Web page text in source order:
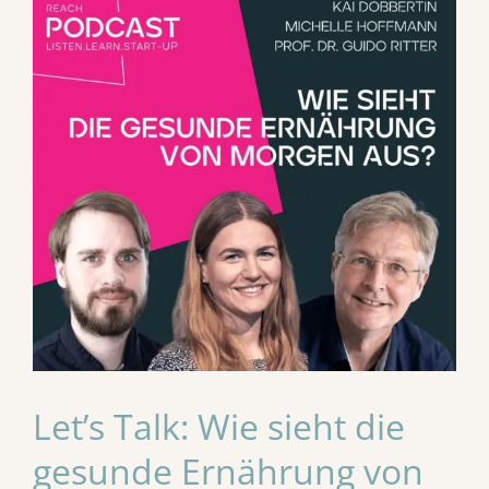
Let’s Talk: Wie sieht die
gesunde Ernährung von
Morgen aus?
Let’s Talk: Wie sieht die
gesunde Ernährung von